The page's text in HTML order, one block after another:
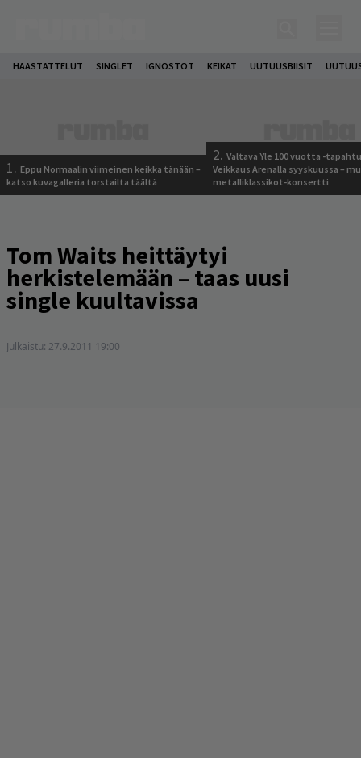
HAASTATTELUT SINGLET IGNOSTOT KEIKAT UUTUUSBIISIT
1. Eppu Normaalin viimeinen keikka tänään –
katso kuvagalleria torstailta täältä
2. Valtava Yle 100 vuotta -
Veikkaus Arenalla syyskuussa –
metalliklassikot-konsertti
Tom Waits heittäytyi
herkistelemään – taas uusi
single kuultavissa
Julkaistu: 27.9.2011 19:00